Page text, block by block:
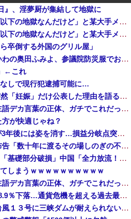
』、淫夢厨が集結して地獄に
「自分にとってはプレハブ以下の地獄なんだけど」と某大手メーカーの横浜本社にツッコミ殺到、オシャレなオフィスに特化してしまった結果……他
「自分にとってはプレハブ以下の地獄なんだけど」と某大手メーカーの横浜本社にツッコミ殺到、オシャレなオ
卒倒する外国のグリル屋」
【熊本被災地入り】 元れいわの奥田ふみよ、参議院防災服でお食事楽しむ写真投稿「同席者は笑顔にサムズアップ」
←これ
しで現行犯逮捕可能に…
元乃木坂46・山崎怜奈、突然「妊娠」だけ公表した理由を語る！！！
【悲報】 メディアが使う主語デカ言葉の正体、ガチでこれだったｗｗｗｗ
方が快適じゃね？
K-POPアイドルの約半数が3年後には姿を消す…損益分岐点突破は4％未満
【速報】 斎藤知事、宣戦布告「数十年に渡るその場しのぎの不適切会計、私の代でケリをつける」
中国「大豪雨！」三峡ダム「基礎部分破損」中国「全力放流！」台風13号「中国上陸予測」台風15号「中国接近（画像」中国「台風同時上陸！（穀物生産が壊滅危機」→
しまうｗｗｗｗｗｗｗｗｗｗ
【悲報】 メディアが使う主語デカ言葉の正体、ガチでこれだったｗｗｗｗ
【韓国株】 7月のKOSPI 28.9％下落…通貨危機を超える過去最大の下げ幅
【ニュース】 中国政府「台風１３号に三峡ダムが耐えられない！全開放流しろ！」⇒ 下流域の街が壊滅状態ｗｗｗｗｗ